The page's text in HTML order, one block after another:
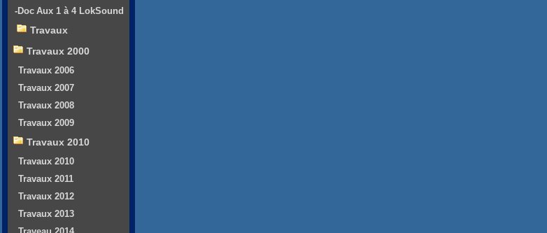
-Doc Aux 1 à 4 LokSound
Travaux
Travaux 2000
Travaux 2006
Travaux 2007
Travaux 2008
Travaux 2009
Travaux 2010
Travaux 2010
Travaux 2011
Travaux 2012
Travaux 2013